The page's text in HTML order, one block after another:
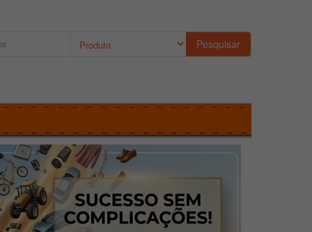
Pesquisar